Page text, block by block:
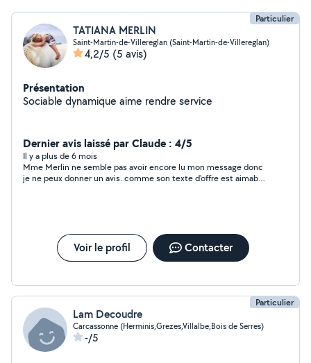
Particulier
TATIANA MERLIN
Saint-Martin-de-Villereglan (Saint-Martin-de-Villereglan)
4,2/5 (5 avis)
Présentation
Sociable dynamique aime rendre service
Dernier avis laissé par Claude : 4/5
Il y a plus de 6 mois
Mme Merlin ne semble pas avoir encore lu mon message donc
je ne peux donner un avis. comme son texte d'offre est aimable
Voir le profil Contacter
Particulier
Lam Decoudre
Carcassonne (Herminis,Grezes,Villalbe,Bois de Serres)
-/5